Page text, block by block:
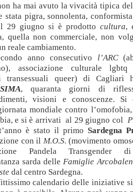
ha mai avuto la vivacità tipica
stata pigra, sonnolenta,
29 giugno si è prodotto cultura,
quella non commerciale, non
reale cambiamento.
anno consecutivo l’ARC
associazione culturale
transessuali queer) di Cagliari
, quaranta giorni di
visioni e conoscenze.
mondiale contro
e si è arrivati al 29 giugno col
è stato il primo Sardegna
con il M.O.S. (movimento
Pandela Transgender
sarda delleFamiglie
dal centro Sardegna.
calendario delle iniziative